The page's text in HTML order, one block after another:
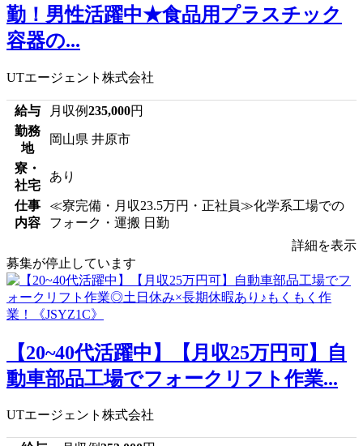
勤！男性活躍中★食品用プラスチック
容器の...
UTエージェント株式会社
給与 月収例235,000円
勤務
地
岡山県 井原市
寮・
社宅
あり
仕事
内容
≪寮完備・月収23.5万円・正社員≫化学系工場での
フォーク・運搬 日勤
詳細を表示
募集が停止しています
【20~40代活躍中】【月収25万円可】自
動車部品工場でフォークリフト作業...
UTエージェント株式会社